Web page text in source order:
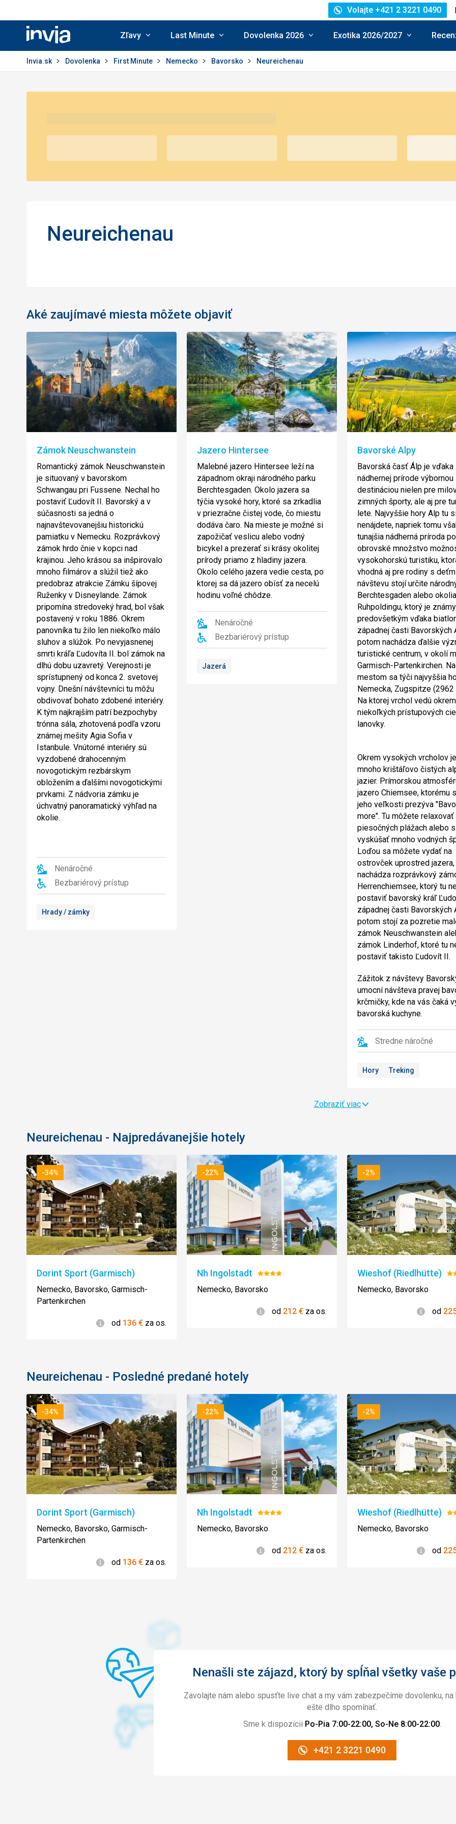
Invia.sk
Volajte +421 2 3221 0490
Zľavy Last Minute Dovolenka 2026 Exotika 2026/2027
Invia.sk Dovolenka First Minute Nemecko Bavorsko Neureichenau
Neureichenau
Aké zaujímavé miesta môžete objaviť
Zámok Neuschwanstein
Romantický zámok Neuschwanstein
je situovaný v bavorskom
Schwangau pri Fussene. Nechal ho
postaviť Ľudovít II. Bavorský a v
súčasnosti sa jedná o
najnavštevovanejšiu historickú
pamiatku v Nemecku. Rozprávkový
zámok hrdo čnie v kopci nad
krajinou. Jeho krásou sa inšpirovalo
mnoho filmárov a slúžil tiež ako
predobraz atrakcie Zámku šípovej
Ruženky v Disneylande. Zámok
pripomína stredoveký hrad, bol však
postavený v roku 1886. Okrem
panovníka tu žilo len niekoľko málo
sluhov a slúžok. Po nevyjasnenej
smrti kráľa Ľudovíta II. bol zámok na
dlhú dobu uzavretý. Verejnosti je
sprístupnený od konca 2. svetovej
vojny. Dnešní návštevníci tu môžu
obdivovať bohato zdobené interiéry.
K tým najkrajším patrí bezpochyby
trónna sála, zhotovená podľa vzoru
známej mešity Agia Sofia v
Istanbule. Vnútorné interiéry sú
vyzdobené drahocenným
novogotickým rezbárskym
obložením a ďalšími novogotickými
prvkami. Z nádvoria zámku je
úchvatný panoramatický výhľad na
okolie.
Nenáročné
Bezbariérový prístup
Hrady / zámky
Jazero Hintersee
Malebné jazero Hintersee leží na
západnom okraji národného parku
Berchtesgaden. Okolo jazera sa
týčia vysoké hory, ktoré sa zrkadlia
v priezračne čistej vode, čo miestu
dodáva čaro. Na mieste je možné si
zapožičať veslicu alebo vodný
bicykel a prezerať si krásy okolitej
prírody priamo z hladiny jazera.
Okolo celého jazera vedie cesta, po
ktorej sa dá jazero obísť za necelú
hodinu voľné chôdze.
Nenáročné
Bezbariérový prístup
Jazerá
Bavorské Alpy
Bavorská časť Álp je vďaka
nádhernej prírode výbornou
destináciou nielen pre
zimných športy, ale aj pre
lete. Najvyššie hory Alp tu
nenájdete, napriek tomu
tunajšia nádherná príroda
obrovské množstvo
vysokohorskú turistiku,
vhodná aj pre rodiny s
návštevu stojí určite
Berchtesgaden alebo okolia
Ruhpoldingu, ktorý je známy
predovšetkým vďaka
západnej časti Bavorských
potom nachádza ďalšie
turistické centrum, v okolí
Garmisch-Partenkirchen.
mestom sa týči najvyššia
Nemecka, Zugspitze (2962
Na ktorej vrchol vedú okrem
niekoľkých prístupových
lanovky.
Okrem vysokých vrcholov
mnoho krištáľovo čistých
jazier. Prímorskou
jazero Chiemsee, ktorému
jeho veľkosti prezýva
more". Tu môžete relaxovať
piesočných plážach alebo
vyskúšať mnoho vodných
Loďou sa môžete vydať na
ostrovček uprostred
nachádza rozprávkový
Herrenchiemsee, ktorý tu
postaviť bavorský kráľ
západnej časti Bavorských
potom stojí za pozretie
zámok Neuschwanstein
zámok Linderhof, ktoré tu
postaviť takisto Ľudovít II.
Zážitok z návštevy
umocní návšteva pravej
krčmičky, kde na vás čaká
bavorská kuchyne.
Stredne náročné
Hory Treking
Zobraziť viac
Neureichenau - Najpredávanejšie hotely
-34%
Dorint Sport (Garmisch)
Nemecko, Bavorsko, Garmisch-
Partenkirchen
Informácie
od 136 € za os.
-22%
Nh Ingolstadt Hodnotenie:
4/5
Nemecko, Bavorsko
Informácie
od 212 € za os.
-2%
Wieshof (Riedlhütte)
Nemecko, Bavorsko
od
Neureichenau - Posledné predané hotely
-34%
Dorint Sport (Garmisch)
Nemecko, Bavorsko, Garmisch-
Partenkirchen
Informácie
od 136 € za os.
-22%
Nh Ingolstadt Hodnotenie:
4/5
Nemecko, Bavorsko
Informácie
od 212 € za os.
-2%
Wieshof (Riedlhütte)
Nemecko, Bavorsko
od
Nenašli ste zájazd, ktorý by spĺňal všetky vaše
Zavolajte nám alebo spusťte live chat a my vám zabezpečíme dovolenku, na
ešte dlho spomínať.
Sme k dispozícii Po-Pia 7:00-22:00, So-Ne 8:00-22:00.
+421 2 3221 0490